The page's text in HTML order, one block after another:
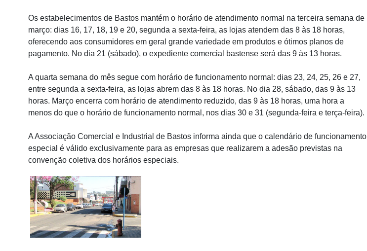
Os estabelecimentos de Bastos mantém o horário de atendimento normal na terceira semana de
março: dias 16, 17, 18, 19 e 20, segunda a sexta-feira, as lojas atendem das 8 às 18 horas,
oferecendo aos consumidores em geral grande variedade em produtos e ótimos planos de
pagamento. No dia 21 (sábado), o expediente comercial bastense será das 9 às 13 horas.
A quarta semana do mês segue com horário de funcionamento normal: dias 23, 24, 25, 26 e 27,
entre segunda a sexta-feira, as lojas abrem das 8 às 18 horas. No dia 28, sábado, das 9 às 13
horas. Março encerra com horário de atendimento reduzido, das 9 às 18 horas, uma hora a
menos do que o horário de funcionamento normal, nos dias 30 e 31 (segunda-feira e terça-feira).
A Associação Comercial e Industrial de Bastos informa ainda que o calendário de funcionamento
especial é válido exclusivamente para as empresas que realizarem a adesão previstas na
convenção coletiva dos horários especiais.